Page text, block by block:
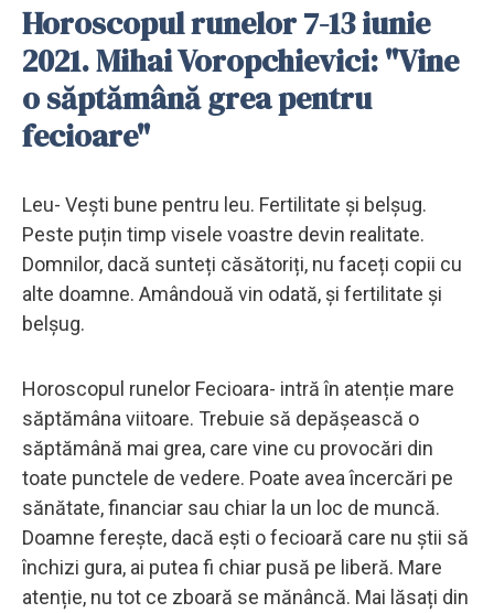
Horoscopul runelor 7-13 iunie
2021. Mihai Voropchievici: "Vine
o săptămână grea pentru
fecioare"
Leu- Vești bune pentru leu. Fertilitate și belșug.
Peste puțin timp visele voastre devin realitate.
Domnilor, dacă sunteți căsătoriți, nu faceți copii cu
alte doamne. Amândouă vin odată, și fertilitate și
belșug.
Horoscopul runelor Fecioara- intră în atenție mare
săptămâna viitoare. Trebuie să depășească o
săptămână mai grea, care vine cu provocări din
toate punctele de vedere. Poate avea încercări pe
sănătate, financiar sau chiar la un loc de muncă.
Doamne ferește, dacă ești o fecioară care nu știi să
închizi gura, ai putea fi chiar pusă pe liberă. Mare
atenție, nu tot ce zboară se mănâncă. Mai lăsați din